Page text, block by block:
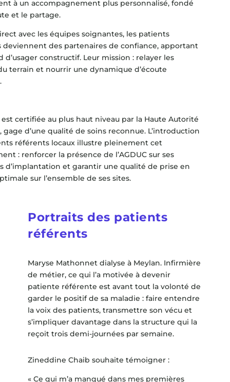
à un accompagnement plus personnalisé, fondé
et le partage.
avec les équipes soignantes, les patients
deviennent des partenaires de confiance, apportant
d’usager constructif. Leur mission : relayer les
terrain et nourrir une dynamique d’écoute
est certifiée au plus haut niveau par la Haute Autorité
gage d’une qualité de soins reconnue. L’introduction
référents locaux illustre pleinement cet
: renforcer la présence de l’AGDUC sur ses
d’implantation et garantir une qualité de prise en
sur l’ensemble de ses sites.
Portraits des patients
référents
Maryse Mathonnet dialyse à Meylan. Infirmière
de métier, ce qui l’a motivée à devenir
patiente référente est avant tout la volonté de
garder le positif de sa maladie : faire entendre
la voix des patients, transmettre son vécu et
s’impliquer davantage dans la structure qui la
reçoit trois demi-journées par semaine.
Zineddine Chaib souhaite témoigner :
« Ce qui m’a manqué dans mes premières